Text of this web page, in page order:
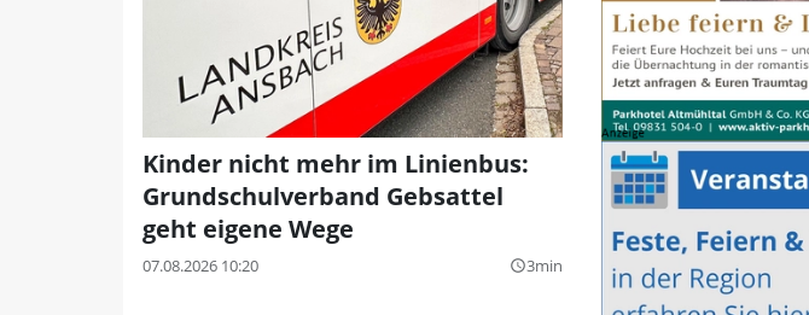
Kinder nicht mehr im Linienbus:
Grundschulverband Gebsattel
geht eigene Wege
07.08.2026 10:20 query_builder3min